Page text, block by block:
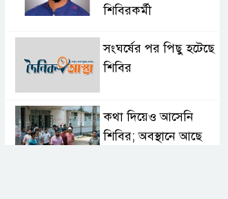
শিবিরকর্মী
সংঘর্ষের পর পিছু হটেছে
শিবির
কথা দিয়েও আসেনি
শিবির; অবস্থানে আছে